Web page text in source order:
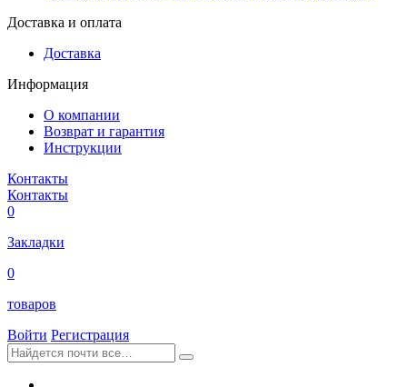
Доставка и оплата
Доставка
Информация
О компании
Возврат и гарантия
Инструкции
Контакты
Контакты
0
Закладки
0
товаров
Войти Регистрация